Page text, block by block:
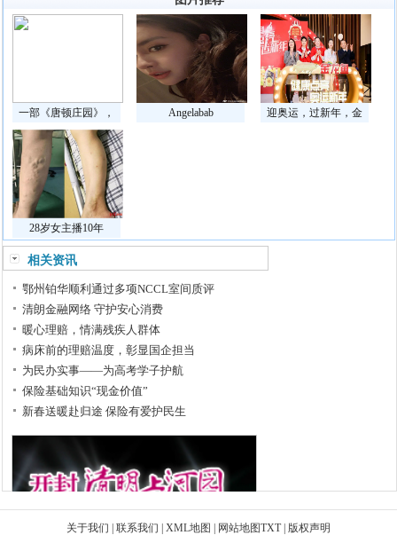
一部《唐顿庄园》， Angelabab 迎奥运，过新年，金
28岁女主播10年
相关资讯
鄂州铂华顺利通过多项NCCL室间质评
清朗金融网络 守护安心消费
暖心理赔，情满残疾人群体
病床前的理赔温度，彰显国企担当
为民办实事——为高考学子护航
保险基础知识“现金价值”
新春送暖赴归途 保险有爱护民生
关于我们 联系我们 XML地图 网站地图TXT| 版权声明